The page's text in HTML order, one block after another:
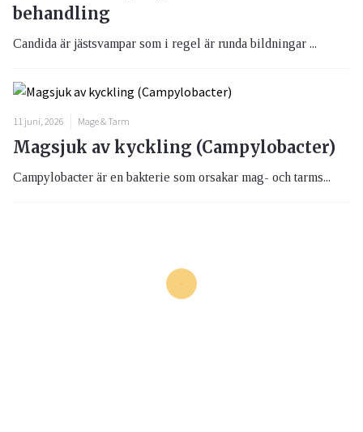
behandling
Candida är jästsvampar som i regel är runda bildningar ...
11 juni, 2026 Mage & Tarm
Magsjuk av kyckling (Campylobacter)
Campylobacter är en bakterie som orsakar mag- och tarms...